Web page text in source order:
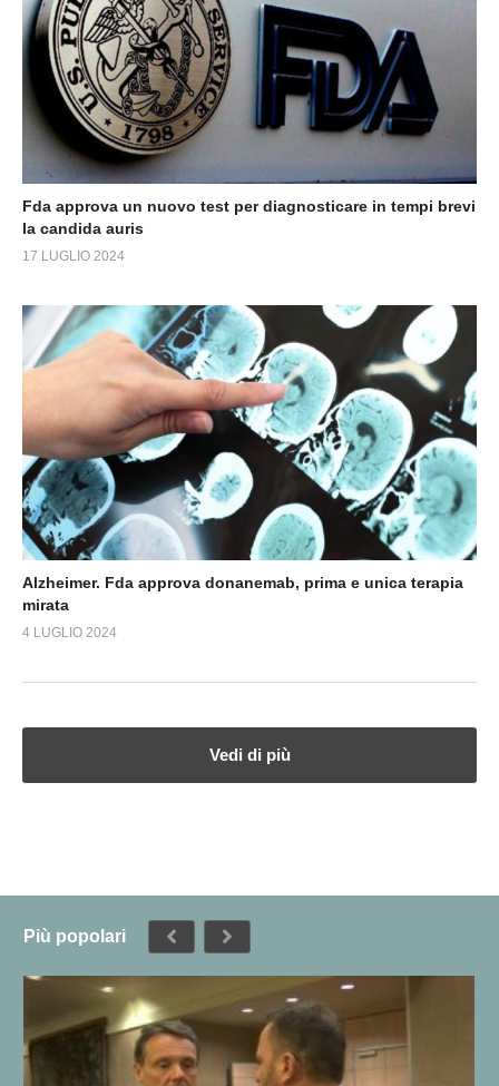
Fda approva un nuovo test per diagnosticare in tempi brevi
la candida auris
17 LUGLIO 2024
Alzheimer. Fda approva donanemab, prima e unica terapia
mirata
4 LUGLIO 2024
Vedi di più
Più popolari